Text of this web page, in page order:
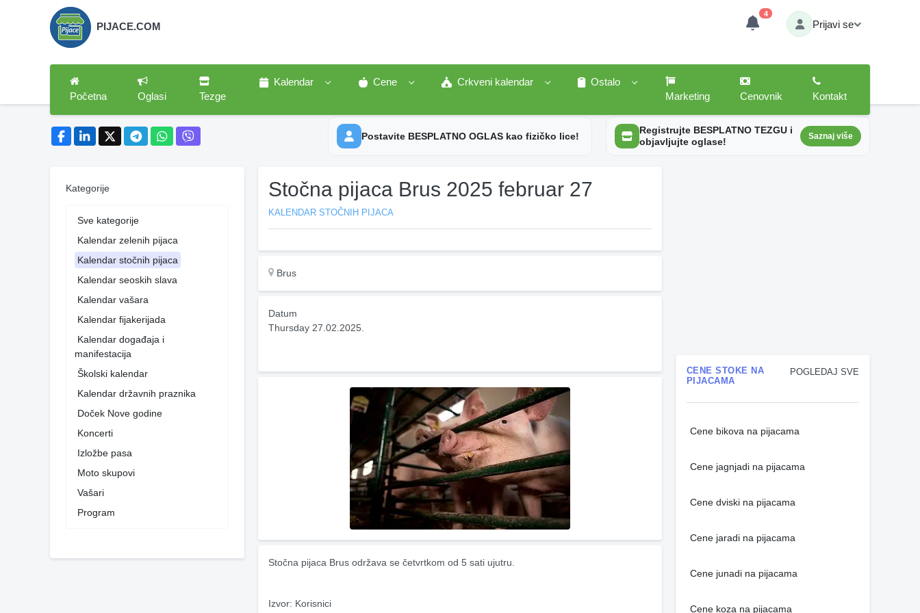
PIJACE.COM
4
Prijavi se
Početna Oglasi Tezge
Kalendar Cene Crkveni kalendar
Ostalo
Marketing
Cenovnik Kontakt
Postavite BESPLATNO OGLAS kao fizičko lice!
Registrujte BESPLATNO TEZGU i
objavljujte oglase!
Saznaj više
Kategorije
Sve kategorije
Kalendar zelenih pijaca
Kalendar stočnih pijaca
Kalendar seoskih slava
Kalendar vašara
Kalendar fijakerijada
Kalendar događaja i
manifestacija
Školski kalendar
Kalendar državnih praznika
Doček Nove godine
Koncerti
Izložbe pasa
Moto skupovi
Vašari
Program
Stočna pijaca Brus 2025 februar 27
KALENDAR STOČNIH PIJACA
Brus
Datum
Thursday 27.02.2025.
Stočna pijaca Brus održava se četvrtkom od 5 sati ujutru.
Izvor: Korisnici
POGLEDAJ SVE
CENE STOKE NA
PIJACAMA
Cene bikova na pijacama
Cene jagnjadi na pijacama
Cene dviski na pijacama
Cene jaradi na pijacama
Cene junadi na pijacama
Cene koza na pijacama